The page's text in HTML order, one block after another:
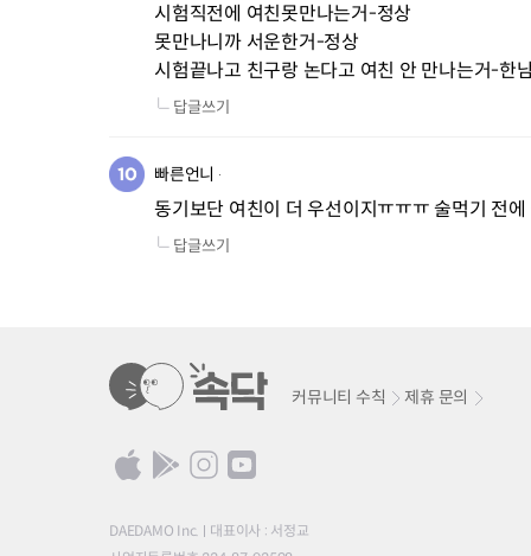
시험직전에 여친못만나는거-정상
못만나니까 서운한거-정상
시험끝나고 친구랑 논다고 여친 안 만나는거-한
답글쓰기
빠른언니
동기보단 여친이 더 우선이지ㅠㅠㅠ 술먹기 전
답글쓰기
커뮤니티 수칙 제휴 문의
DAEDAMO Inc.
대표이사 : 서정교